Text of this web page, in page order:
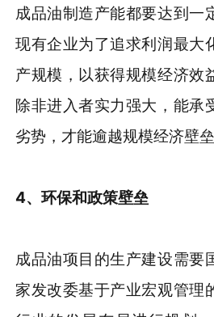
成品油制造产能都要达到一
现有企业为了追求利润最大
产规模，以获得规模经济效
除非进入者实力强大，能承
劣势，才能逾越规模经济壁垒
4、环保和政策壁垒
成品油项目的生产建设需要
家发改委基于产业宏观管理